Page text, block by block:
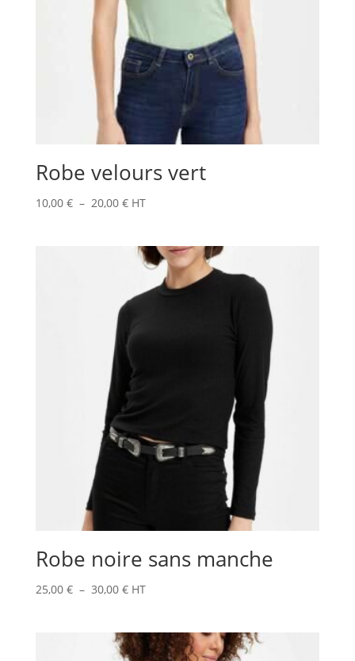
Robe velours vert
10,00 € – 20,00 €Plage
prix :
10,00 €
20,00 €
HT
Robe noire sans manche
25,00 € – 30,00 €Plage
prix :
25,00 €
HT